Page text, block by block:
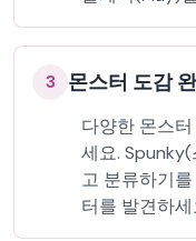
3 몬스터 도감
다양한 몬스
세요.
고 분류하기
터를 발견하세